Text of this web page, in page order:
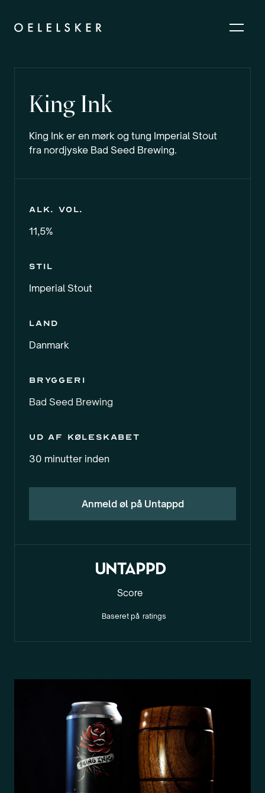
King Ink
King Ink er en mørk og tung Imperial Stout
fra nordjyske Bad Seed Brewing.
Alk. vol.
11,5%
Stil
Imperial Stout
Land
Danmark
Bryggeri
Bad Seed Brewing
Ud af køleskabet
30 minutter inden
Anmeld øl på Untappd
Score
Baseret på ratings